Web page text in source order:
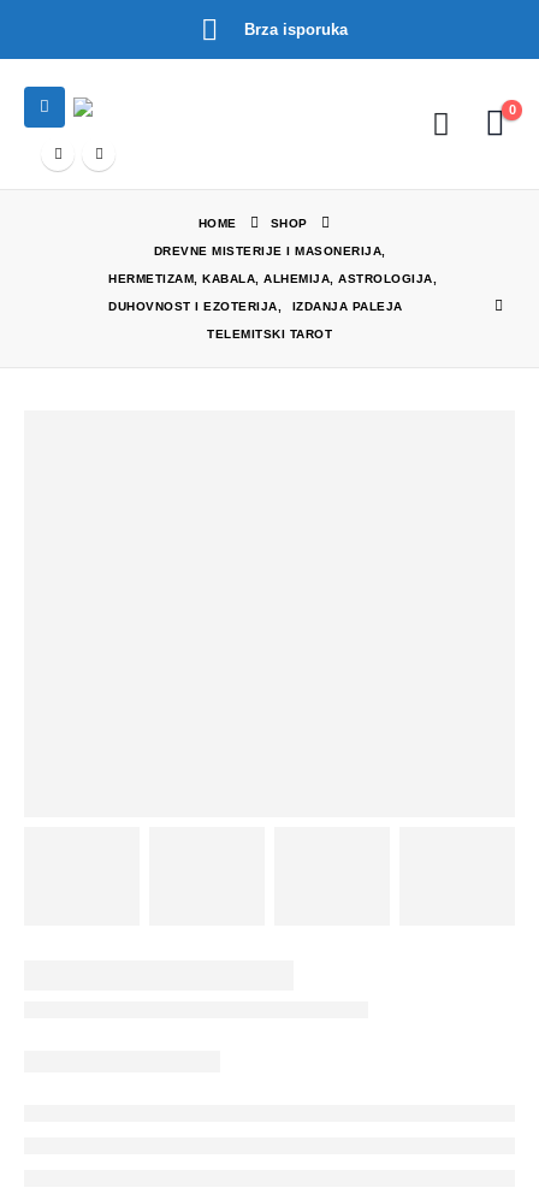
Brza isporuka
0
HOME SHOP
DREVNE MISTERIJE I MASONERIJA
HERMETIZAM, KABALA, ALHEMIJA, ASTROLOGIJA
DUHOVNOST I EZOTERIJA IZDANJA PALEJA
TELEMITSKI TAROT